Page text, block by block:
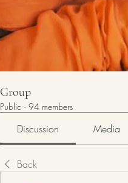
Group
Public · 94 members
Discussion Media
Back